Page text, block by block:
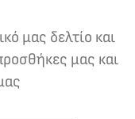
μας δελτίο και
μας και